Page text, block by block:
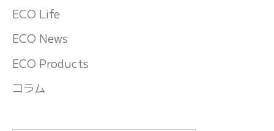
ECO Life
ECO News
ECO Products
コラム